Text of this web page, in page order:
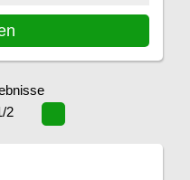
2